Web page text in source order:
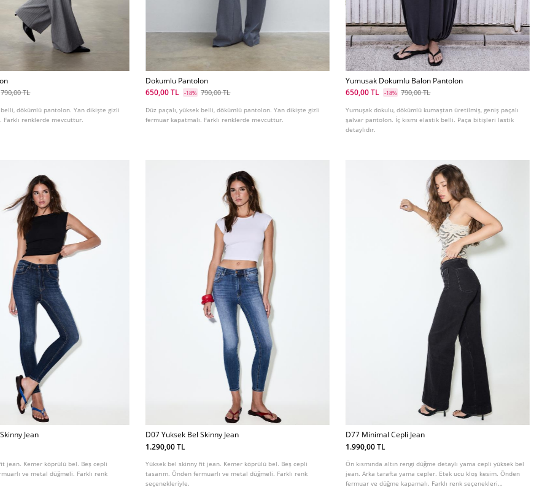
790,00 TL
belli, dökümlü pantolon. Yan dikişte gizli
Farklı renklerde mevcuttur.
Dokumlu Pantolon
650,00 TL
-18% 790,00 TL
Düz paçalı, yüksek belli, dökümlü pantolon. Yan dikişte gizli
fermuar kapatmalı. Farklı renklerde mevcuttur.
Yumusak Dokumlu Balon Pantolon
650,00 TL
-18% 790,00 TL
Yumuşak dokulu, dökümlü kumaştan üretilmiş, geniş paçalı
şalvar pantolon. İç kısmı elastik belli. Paça bitişleri lastik
detaylıdır.
Jean
jean. Kemer köprülü bel. Beş cepli
ve metal düğmeli. Farklı renk
D07 Yuksek Bel Skinny Jean
1.290,00 TL
Yüksek bel skinny fit jean. Kemer köprülü bel. Beş cepli
tasarım. Önden fermuarlı ve metal düğmeli. Farklı renk
seçenekleriyle.
D77 Minimal Cepli Jean
1.990,00 TL
Ön kısmında altın rengi düğme detaylı yama cepli yüksek bel
jean. Arka tarafta yama cepler. Etek ucu kloş kesim. Önden
fermuar ve düğme kapamalı. Farklı renk seçenekleri